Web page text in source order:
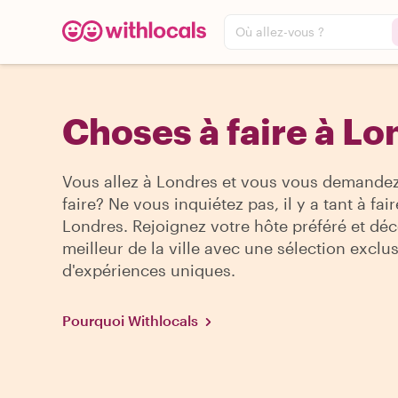
Où allez-vous ?
Choses à faire à
Vous allez à Londres et vous vous
faire? Ne vous inquiétez pas, il y a tant à
Londres. Rejoignez votre hôte préféré et
meilleur de la ville avec une sélection
d'expériences uniques.
Pourquoi Withlocals